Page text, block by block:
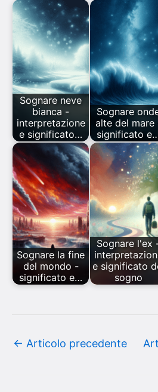
Sognare neve
bianca -
interpretazione
e significato…
Sognare
alte del mare
significato
Sognare la fine
del mondo -
significato e…
Sognare l'ex
e significato
sogno
← Articolo precedente